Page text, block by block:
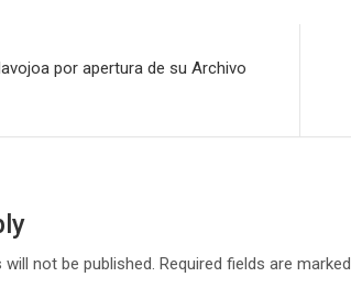
por apertura de su Archivo
not be published. Required fields are marked